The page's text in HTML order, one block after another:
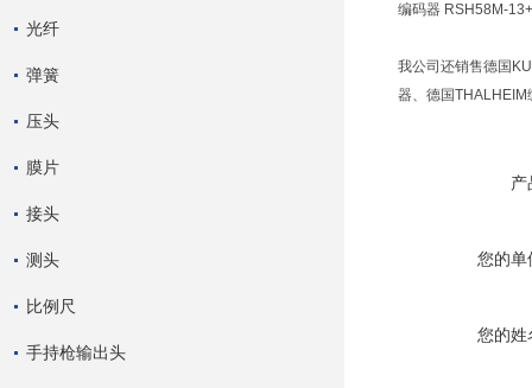
光纤
弹簧
压头
膜片
接头
测头
比例尺
手持枪输出头
编码器 RSH58M-
我公司还销售德国
器、德国
产
您的单
您的姓